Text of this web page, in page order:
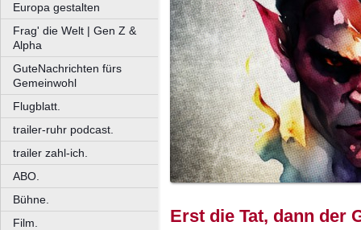
Europa gestalten
Frag' die Welt | Gen Z &
Alpha
GuteNachrichten fürs
Gemeinwohl
Flugblatt.
trailer-ruhr podcast.
trailer zahl-ich.
ABO.
Bühne.
Film.
Erst die Tat, dann der